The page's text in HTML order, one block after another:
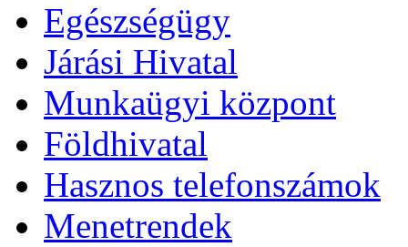
Egészségügy
Járási Hivatal
Munkaügyi központ
Földhivatal
Hasznos telefonszámok
Menetrendek